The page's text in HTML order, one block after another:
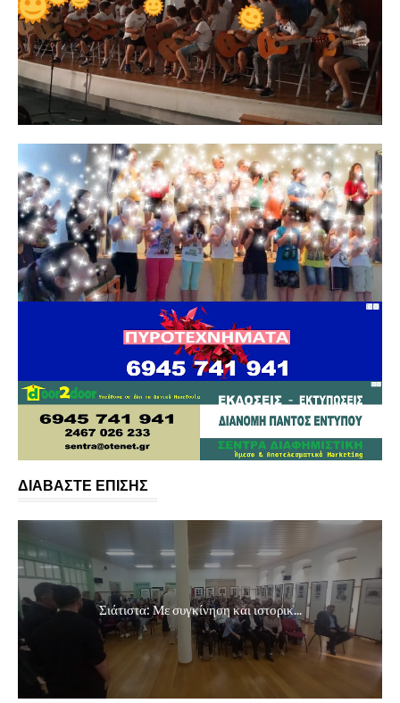
ΔΙΑΒΑΣΤΕ ΕΠΙΣΗΣ
Σιάτιστα: Με συγκίνηση και ιστορικ...